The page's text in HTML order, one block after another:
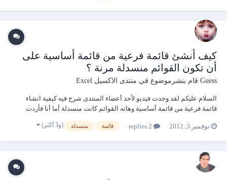
كيف أنشئ قائمة فرعية من قائمة أساسية على
أن تكون القوائم منسدلة مرنة ؟
Guess قام بنشرموضوع في منتدى الاكسيل Excel
السلام عليكم لقد وجدت فيديو لأحد أعضاء المنتدى شرح فيه كيفية انشاء
قائمة فرعية من قائمة أساسية وهاته القوائم كانت منسدلة أما أنا فأردت
إذا أضفت عنصر في الصفحة المحايدة والمسمات Data يظهر ذلك العنصر في
نوفمبر 3, 2012 قائمة منسدلة (و3 أكثر)